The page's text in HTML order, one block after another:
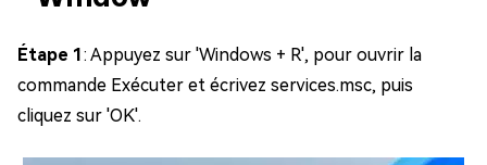
Étape 1: Appuyez sur 'Windows + R', pour ouvrir la
commande Exécuter et écrivez services.msc, puis
cliquez sur 'OK'.